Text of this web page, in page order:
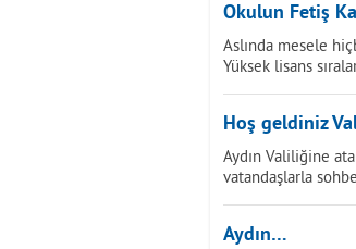
Okulun Fetiş
Aslında mesele
Yüksek lisans
Hoş geldiniz
Aydın Valiliğine
vatandaşlarla
Aydın…